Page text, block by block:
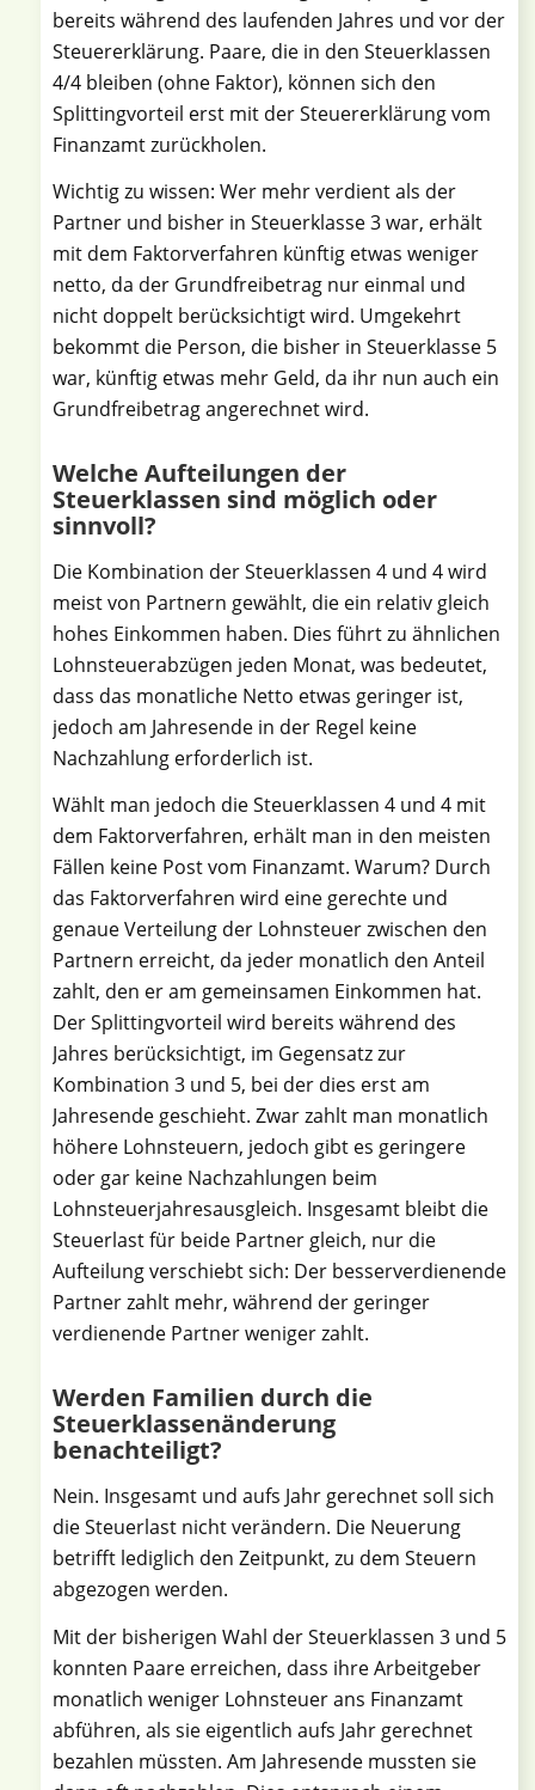
bereits während des laufenden Jahres und vor der
Steuererklärung. Paare, die in den Steuerklassen
4/4 bleiben (ohne Faktor), können sich den
Splittingvorteil erst mit der Steuererklärung vom
Finanzamt zurückholen.
Wichtig zu wissen: Wer mehr verdient als der
Partner und bisher in Steuerklasse 3 war, erhält
mit dem Faktorverfahren künftig etwas weniger
netto, da der Grundfreibetrag nur einmal und
nicht doppelt berücksichtigt wird. Umgekehrt
bekommt die Person, die bisher in Steuerklasse 5
war, künftig etwas mehr Geld, da ihr nun auch ein
Grundfreibetrag angerechnet wird.
Welche Aufteilungen der
Steuerklassen sind möglich oder
sinnvoll?
Die Kombination der Steuerklassen 4 und 4 wird
meist von Partnern gewählt, die ein relativ gleich
hohes Einkommen haben. Dies führt zu ähnlichen
Lohnsteuerabzügen jeden Monat, was bedeutet,
dass das monatliche Netto etwas geringer ist,
jedoch am Jahresende in der Regel keine
Nachzahlung erforderlich ist.
Wählt man jedoch die Steuerklassen 4 und 4 mit
dem Faktorverfahren, erhält man in den meisten
Fällen keine Post vom Finanzamt. Warum? Durch
das Faktorverfahren wird eine gerechte und
genaue Verteilung der Lohnsteuer zwischen den
Partnern erreicht, da jeder monatlich den Anteil
zahlt, den er am gemeinsamen Einkommen hat.
Der Splittingvorteil wird bereits während des
Jahres berücksichtigt, im Gegensatz zur
Kombination 3 und 5, bei der dies erst am
Jahresende geschieht. Zwar zahlt man monatlich
höhere Lohnsteuern, jedoch gibt es geringere
oder gar keine Nachzahlungen beim
Lohnsteuerjahresausgleich. Insgesamt bleibt die
Steuerlast für beide Partner gleich, nur die
Aufteilung verschiebt sich: Der besserverdienende
Partner zahlt mehr, während der geringer
verdienende Partner weniger zahlt.
Werden Familien durch die
Steuerklassenänderung
benachteiligt?
Nein. Insgesamt und aufs Jahr gerechnet soll sich
die Steuerlast nicht verändern. Die Neuerung
betrifft lediglich den Zeitpunkt, zu dem Steuern
abgezogen werden.
Mit der bisherigen Wahl der Steuerklassen 3 und 5
konnten Paare erreichen, dass ihre Arbeitgeber
monatlich weniger Lohnsteuer ans Finanzamt
abführen, als sie eigentlich aufs Jahr gerechnet
bezahlen müssten. Am Jahresende mussten sie